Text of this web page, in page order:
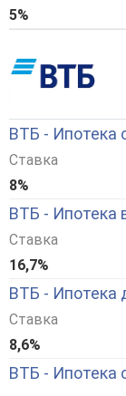
5%
ВТБ - Ипотека
Ставка
8%
ВТБ - Ипотека
Ставка
16,7%
ВТБ - Ипотека
Ставка
8,6%
ВТБ - Ипотека